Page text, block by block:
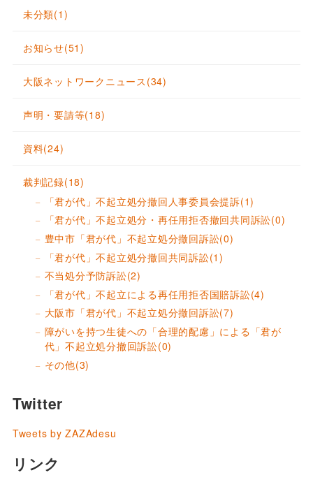
未分類(1)
お知らせ(51)
大阪ネットワークニュース (34)
声明・要請等(18)
資料(24)
裁判記録(18)
「君が代」不起立処分撤回人事委員会提訴(1)
「君が代」不起立処分・再任用拒否撤回共同訴訟(0)
豊中市「君が代」不起立処分撤回訴訟(0)
「君が代」不起立処分撤回共同訴訟(1)
不当処分予防訴訟(2)
「君が代」不起立による再任用拒否国賠訴訟(4)
大阪市「君が代」不起立処分撤回訴訟(7)
障がいを持つ生徒への「合理的配慮」による「君が
代」不起立処分撤回訴訟(0)
その他(3)
Twitter
Tweets by ZAZAdesu
リンク